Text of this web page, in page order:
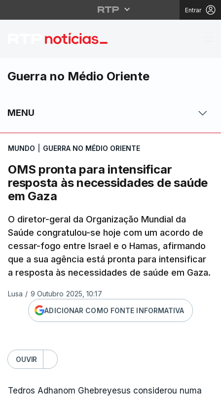
Entrar
OMS pronta para
Guerra no Médio Oriente
MENU
MUNDO GUERRA NO MÉDIO ORIENTE
OMS pronta para intensificar
resposta às necessidades de saúde
em Gaza
O diretor-geral da Organização Mundial da
Saúde congratulou-se hoje com um acordo de
cessar-fogo entre Israel e o Hamas, afirmando
que a sua agência está pronta para intensificar
a resposta às necessidades de saúde em Gaza.
Lusa / 9 Outubro 2025, 10:17
ADICIONAR COMO FONTE INFORMATIVA
OUVIR
Tedros Adhanom Ghebreyesus considerou numa